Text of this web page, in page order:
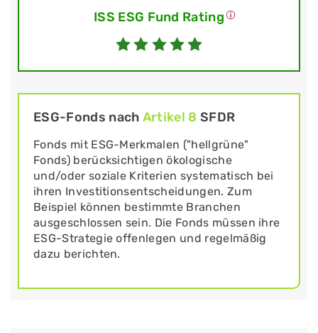
ISS ESG Fund Rating
ESG-Fonds nach Artikel 8 SFDR
Fonds mit ESG-Merkmalen ("hellgrüne"
Fonds) berücksichtigen ökologische
und/oder soziale Kriterien systematisch bei
ihren Investitionsentscheidungen. Zum
Beispiel können bestimmte Branchen
ausgeschlossen sein. Die Fonds müssen ihre
ESG-Strategie offenlegen und regelmäßig
dazu berichten.